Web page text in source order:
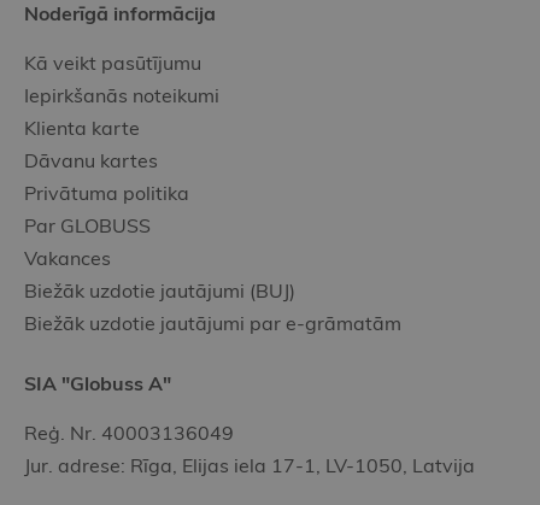
Noderīgā informācija
Kā veikt pasūtījumu
Iepirkšanās noteikumi
Klienta karte
Dāvanu kartes
Privātuma politika
Par GLOBUSS
Vakances
Biežāk uzdotie jautājumi (BUJ)
Biežāk uzdotie jautājumi par e-grāmatām
SIA "Globuss A"
Reģ. Nr. 40003136049
Jur. adrese: Rīga, Elijas iela 17-1, LV-1050, Latvija